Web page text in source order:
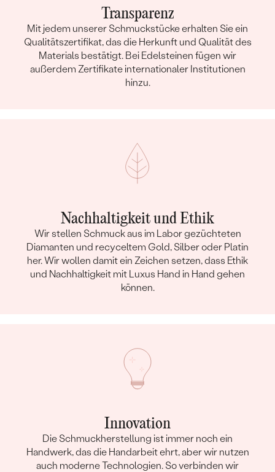
Transparenz
Mit jedem unserer Schmuckstücke erhalten Sie ein
Qualitätszertifikat, das die Herkunft und Qualität des
Materials bestätigt. Bei Edelsteinen fügen wir
außerdem Zertifikate internationaler Institutionen
hinzu.
Nachhaltigkeit und Ethik
Wir stellen Schmuck aus im Labor gezüchteten
Diamanten und recyceltem Gold, Silber oder Platin
her. Wir wollen damit ein Zeichen setzen, dass Ethik
und Nachhaltigkeit mit Luxus Hand in Hand gehen
können.
Innovation
Die Schmuckherstellung ist immer noch ein
Handwerk, das die Handarbeit ehrt, aber wir nutzen
auch moderne Technologien. So verbinden wir